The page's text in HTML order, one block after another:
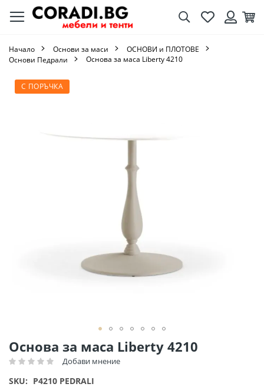
ТърсенеЛюбими
Начало Основи за маси
ОСНОВИ и ПЛОТОВЕ
Основи Педрали
Основа за маса Liberty 4210
Основа за маса Liberty 4210
Рейтинг: Добави мнение
SKU P4210 PEDRALI
С ПОРЪЧКА
Преминете
към
Преминете
към
началото
на